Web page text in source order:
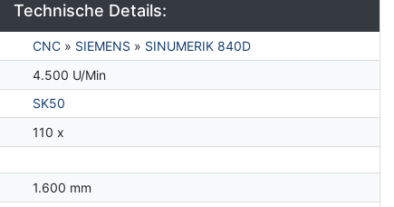
Technische Details:
CNC » SIEMENS » SINUMERIK 840D
4.500 U/Min
SK50
110 x
1.600 mm